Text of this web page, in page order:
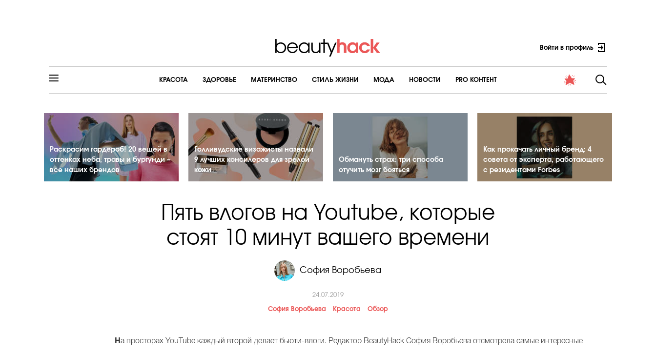
Войти в профиль
КРАСОТА ЗДОРОВЬЕ МАТЕРИНСТВО CТИЛЬ ЖИЗНИ МОДА НОВОСТИ PRO КОНТЕНТ
Раскрасим гардероб! 20 вещей в
оттенках неба, травы и бургунди –
все наших брендов
Голливудские визажисты назвали
9 лучших консилеров для зрелой
кожи
Обмануть страх: три способа
отучить мозг бояться
Как прокачать личный бренд: 4
совета от эксперта, работающего
с резидентами Forbes
Пять влогов на Youtube, которые
стоят 10 минут вашего времени
София Воробьева
24.07.2019
София Воробьева Красота Обзор
На просторах YouTube каждый второй делает бьюти-влоги. Редактор BeautyHack София Воробьева отсмотрела самые интересные